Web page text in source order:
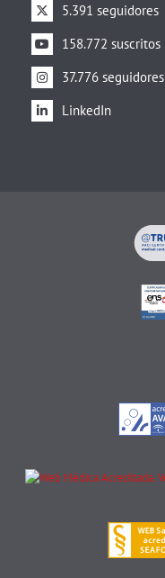
5.391 seguidores
158.772 suscritos
37.776 seguidores
LinkedIn